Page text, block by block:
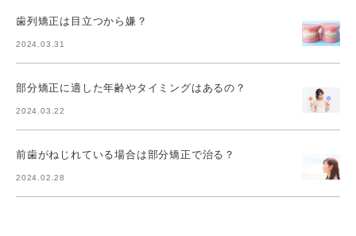
歯列矯正は目立つから嫌？
2024.03.31
部分矯正に適した年齢やタイミングはあるの？
2024.03.22
前歯がねじれている場合は部分矯正で治る？
2024.02.28